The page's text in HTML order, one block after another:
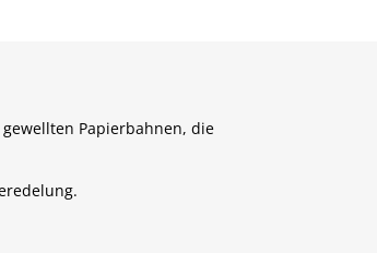
Papierbahnen, die